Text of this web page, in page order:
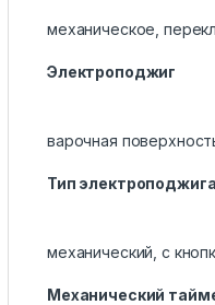
механическое,
Электроподжиг
варочная
Тип электроподжига
механический, с
Механический